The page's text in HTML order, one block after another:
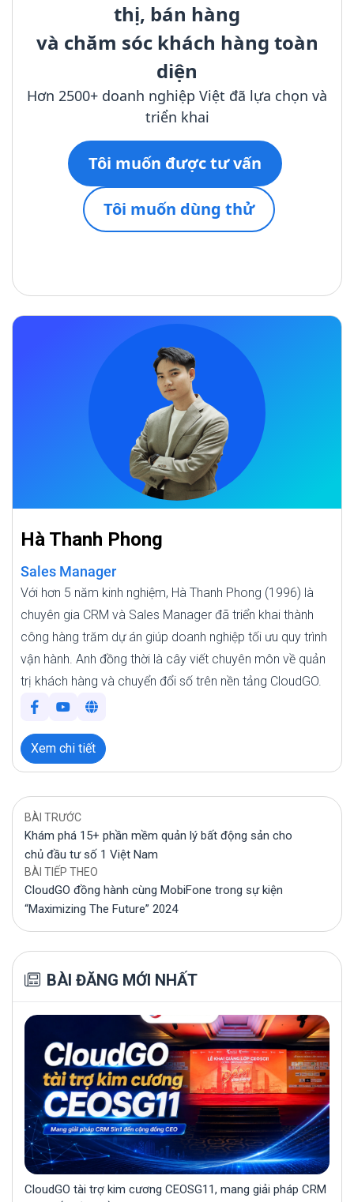
thị, bán hàng
và chăm sóc khách hàng toàn
diện
Hơn 2500+ doanh nghiệp Việt đã lựa chọn và
triển khai
Tôi muốn được tư vấn
Tôi muốn dùng thử
Hà Thanh Phong
Sales Manager
Với hơn 5 năm kinh nghiệm, Hà Thanh Phong (1996) là
chuyên gia CRM và Sales Manager đã triển khai thành
công hàng trăm dự án giúp doanh nghiệp tối ưu quy trình
vận hành. Anh đồng thời là cây viết chuyên môn về quản
trị khách hàng và chuyển đổi số trên nền tảng CloudGO.
Xem chi tiết
BÀI TRƯỚC
Khám phá 15+ phần mềm quản lý bất động sản cho
chủ đầu tư số 1 Việt Nam
BÀI TIẾP THEO
CloudGO đồng hành cùng MobiFone trong sự kiện
“Maximizing The Future” 2024
BÀI ĐĂNG MỚI NHẤT
CloudGO tài trợ kim cương CEOSG11, mang giải pháp CRM